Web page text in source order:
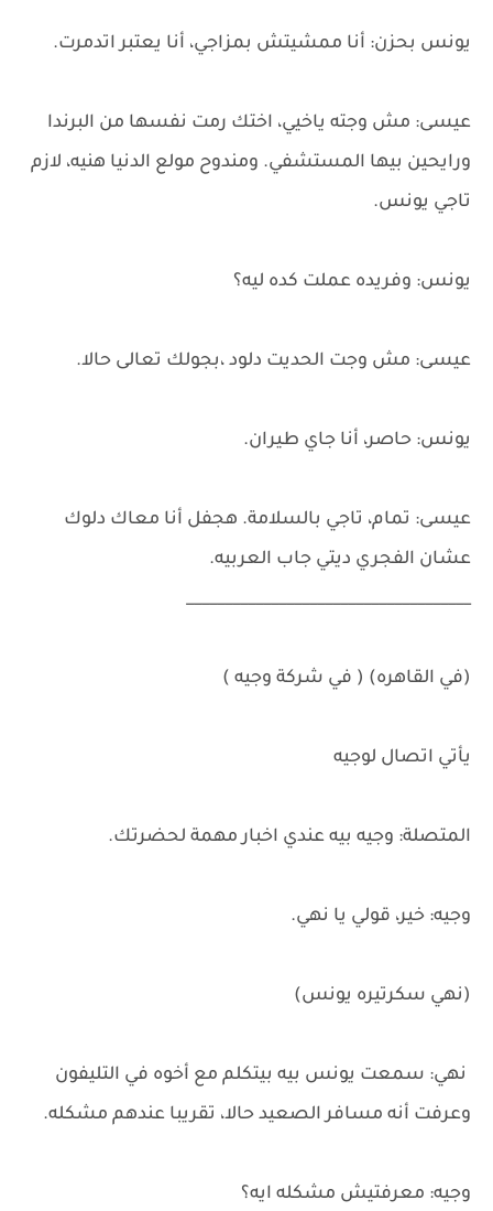
يونس بحزن: أنا ممشيتش بمزاجي، أنا يعتبر اتدمرت.
عيسى: مش وجته ياخيي، اختك رمت نفسها من البرندا
ورايحين بيها المستشفي. ومندوح مولع الدنيا هنيه، لازم
تاجي يونس.
يونس: وفريده عملت كده ليه؟
عيسى: مش وجت الحديت دلود ،بجولك تعالى حالا.
يونس: حاصر، أنا جاي طيران.
عيسى: تمام، تاجي بالسلامة. هجفل أنا معاك دلوك
عشان الفجري ديتي جاب العربيه.
_____________________________________
(في القاهره) ( في شركة وجيه )
يأتي اتصال لوجيه
المتصلة: وجيه بيه عندي اخبار مهمة لحضرتك.
وجيه: خير، قولي يا نهي.
(نهي سكرتيره يونس)
نهي: سمعت يونس بيه بيتكلم مع أخوه في التليفون
وعرفت أنه مسافر الصعيد حالا، تقريبا عندهم مشكله.
وجيه: معرفتيش مشكله ايه؟